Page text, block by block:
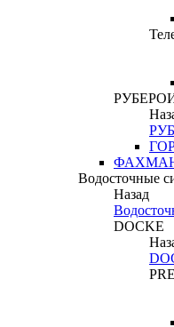
Водосточные
Назад
DOCKE